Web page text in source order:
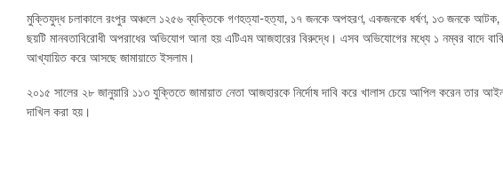
মুক্তিযুদ্ধ চলাকালে রংপুর অঞ্চলে ১২৫৬ ব্যক্তিকে গণহত্যা-হত্যা, ১৭ জনকে অপহরণ, একজনকে ধর্ষণ, ১৩ জনকে
ছয়টি মানবতাবিরোধী অপরাধের অভিযোগ আনা হয় এটিএম আজহারের বিরুদ্ধে। এসব অভিযোগের মধ্যে ১ নম্বর বাদে
আখ্যায়িত করে আসছে জামায়াতে ইসলাম।
২০১৫ সালের ২৮ জানুয়ারি ১১৩ যুক্তিতে জামায়াত নেতা আজহারকে নির্দোষ দাবি করে খালাস চেয়ে আপিল করেন তার
দাখিল করা হয়।